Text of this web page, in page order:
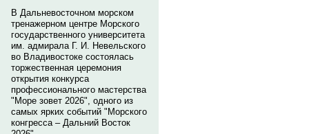
В Дальневосточном морском
тренажерном центре Морского
государственного университета
им. адмирала Г. И. Невельского
во Владивостоке состоялась
торжественная церемония
открытия конкурса
профессионального мастерства
"Море зовет 2026", одного из
самых ярких событий "Морского
конгресса – Дальний Восток